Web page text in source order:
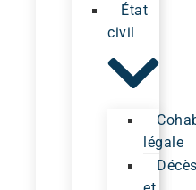
État
civil
légale
Décès